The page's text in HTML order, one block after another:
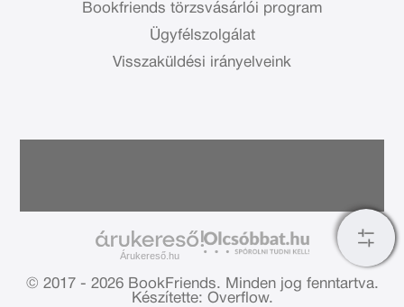
Bookfriends törzsvásárlói program
Ügyfélszolgálat
Visszaküldési irányelveink
Árukereső.hu
© 2017 - 2026 BookFriends. Minden jog fenntartva.
Készítette: Overflow.